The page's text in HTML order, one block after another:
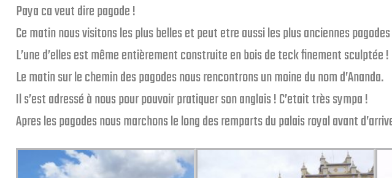
Paya ca veut dire pagode !
Ce matin nous visitons les plus belles et peut etre aussi les plus anciennes
L’une d’elles est même entièrement construite en bois de teck finement sculptée
Le matin sur le chemin des pagodes nous rencontrons un moine du nom d’Ananda.
Il s’est adressé à nous pour pouvoir pratiquer son anglais ! C’etait très sympa !
Apres les pagodes nous marchons le long des remparts du palais royal avant